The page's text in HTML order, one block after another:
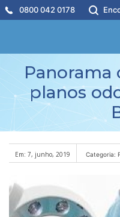
0800 042 0178
Panorama
planos
Em: 7, junho, 2019 Categoria: